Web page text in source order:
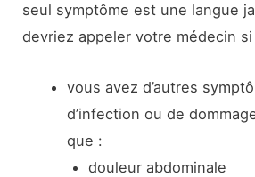
seul symptôme est une langue
devriez appeler votre médecin si
vous avez d’autres
d’infection ou de
que :
douleur abdominale